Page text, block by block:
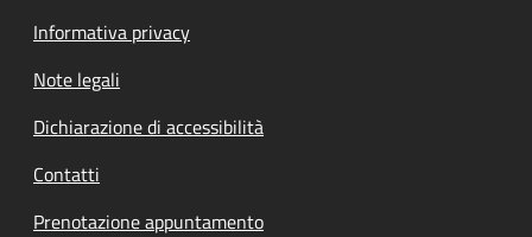
Informativa privacy
Note legali
Dichiarazione di accessibilità
Contatti
Prenotazione appuntamento